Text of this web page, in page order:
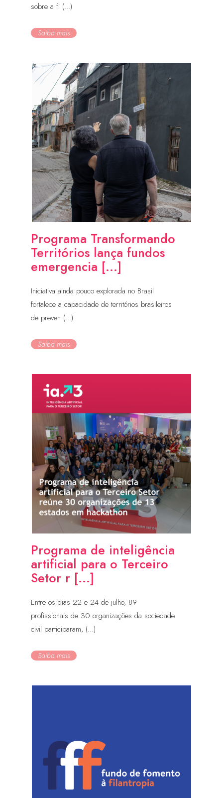
sobre a fi (...)
Saiba mais
Programa Transformando
Territórios lança fundos
emergencia [...]
Iniciativa ainda pouco explorada no Brasil
fortalece a capacidade de territórios brasileiros
de preven (...)
Saiba mais
Programa de inteligência
artificial para o Terceiro
Setor r [...]
Entre os dias 22 e 24 de julho, 89
profissionais de 30 organizações da sociedade
civil participaram, (...)
Saiba mais